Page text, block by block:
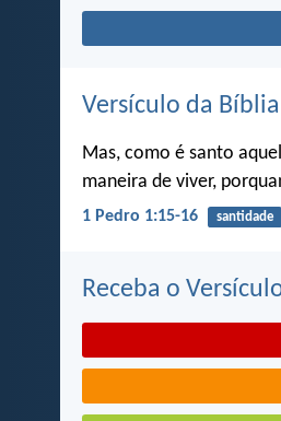
Versículo da
Mas, como é santo
maneira de viver,
1 Pedro 1:15-16 santidade
Receba o